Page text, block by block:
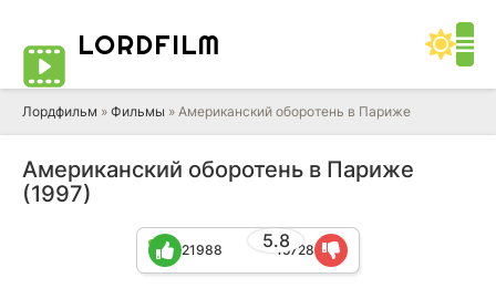
LORDFILM
Лордфильм » Фильмы » Американский оборотень в Париже
Американский оборотень в Париже
(1997)
5.8
21988 15728